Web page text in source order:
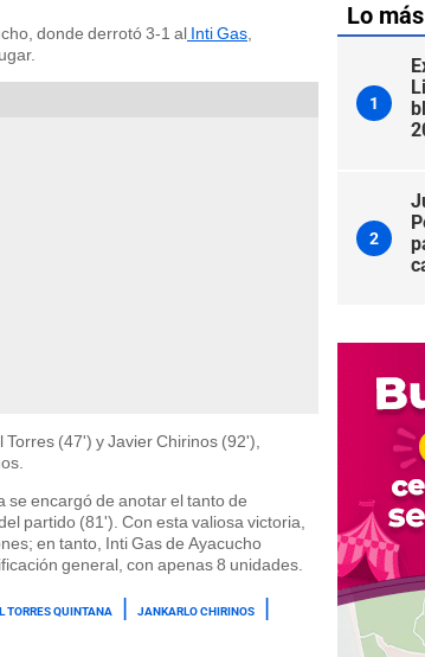
donde derrotó 3-1 al Inti Gas
(47') y Javier Chirinos (92'),
se encargó de anotar el tanto de
partido (81'). Con esta valiosa victoria,
en tanto, Inti Gas de Ayacucho
general, con apenas 8 unidades.
TORRES QUINTANA
JANKARLO CHIRINOS
Lo
1
2